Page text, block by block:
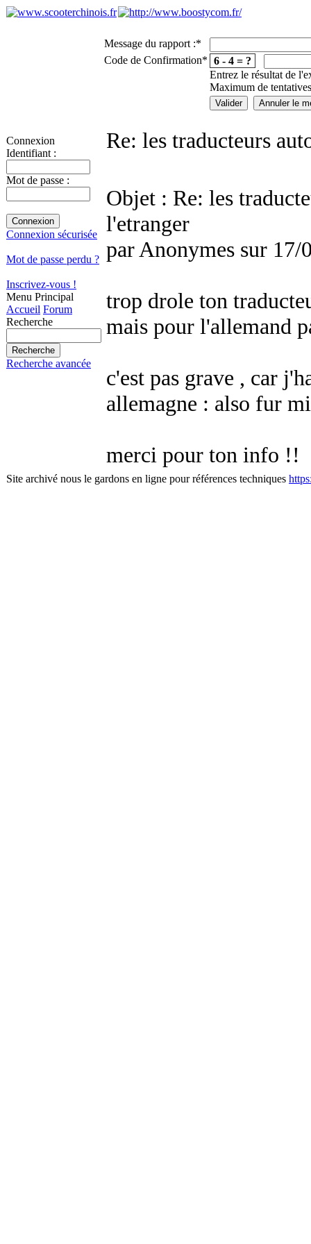
Connexion
Identifiant :
Mot de passe :
Connexion sécurisée
Mot de passe perdu ?
Inscrivez-vous !
Menu Principal
Accueil Forum
Recherche
Recherche avancée
Message du rapport :*
Code de Confirmation* 6 - 4 = ?
Entrez le résultat de
Maximum de
Re: les traducteurs
Objet : Re: les
l'etranger
par Anonymes sur 17/
trop drole ton
mais pour l'allemand
c'est pas grave , car
allemagne : also fur
merci pour ton info !!
Site archivé nous le gardons en ligne pour références techniques